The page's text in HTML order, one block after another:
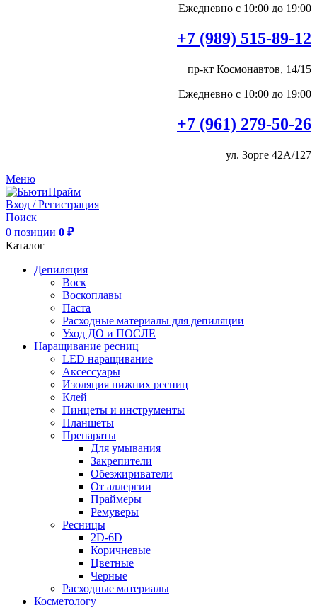
Ежедневно с 10:00 до 19:00
+7 (989) 515-89-12
пр-кт Космонавтов, 14/15
Ежедневно с 10:00 до 19:00
+7 (961) 279-50-26
ул. Зорге 42А/127
Меню
Вход / Регистрация
Поиск
0 позиции 0 ₽
Каталог
Депиляция
Воск
Воскоплавы
Паста
Расходные материалы для депиляции
Уход ДО и ПОСЛЕ
Наращивание ресниц
LED наращивание
Аксессуары
Изоляция нижних ресниц
Клей
Пинцеты и инструменты
Планшеты
Препараты
Для умывания
Закрепители
Обезжириватели
От аллергии
Праймеры
Ремуверы
Ресницы
2D-6D
Коричневые
Цветные
Черные
Расходные материалы
Косметологу